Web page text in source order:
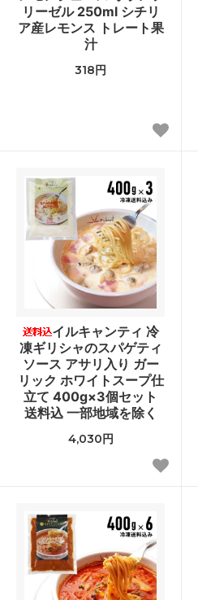
リーゼル 250ml シチリ
ア産レモンス トレート果
汁
318円
イルキャンティ 冷
凍ギリシャのスパゲティ
ソース アサリ入り ガー
リック ホワイトスープ仕
立て 400g×3個セット
送料込 一部地域を除く
4,030円